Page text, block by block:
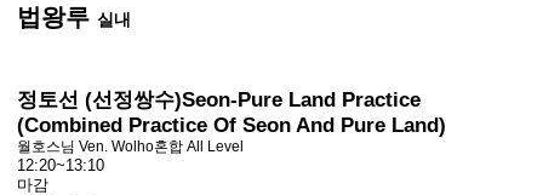
법왕루 실내
정토선 (선정쌍수)Seon-Pure Land Practice
(Combined Practice Of Seon And Pure Land)
월호스님 Ven. Wolho혼합 All Level
12:20~13:10
마감